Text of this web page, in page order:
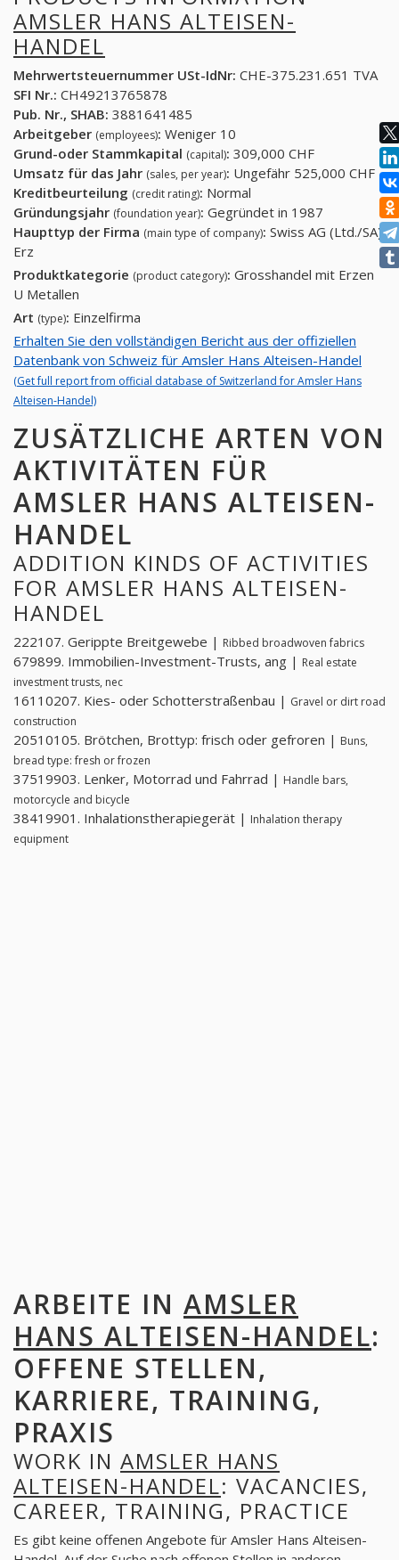
AMSLER HANS ALTEISEN-
HANDEL
Mehrwertsteuernummer USt-IdNr: CHE-375.231.651 TVA
SFI Nr.: CH49213765878
Pub. Nr., SHAB: 3881641485
Arbeitgeber (employees): Weniger 10
Grund-oder Stammkapital (capital): 309,000 CHF
Umsatz für das Jahr (sales, per year): Ungefähr 525,000 CHF
Kreditbeurteilung (credit rating): Normal
Gründungsjahr (foundation year): Gegründet in 1987
Haupttyp der Firma (main type of company): Swiss AG (Ltd./SA)
Erz
Produktkategorie (product category): Grosshandel mit Erzen
U Metallen
Art (type): Einzelfirma
Erhalten Sie den vollständigen Bericht aus der offiziellen
Datenbank von Schweiz für Amsler Hans Alteisen-Handel
(Get full report from official database of Switzerland for Amsler Hans
Alteisen-Handel)
ZUSÄTZLICHE ARTEN VON
AKTIVITÄTEN FÜR
AMSLER HANS ALTEISEN-
HANDEL
ADDITION KINDS OF ACTIVITIES
FOR AMSLER HANS ALTEISEN-
HANDEL
222107. Gerippte Breitgewebe | Ribbed broadwoven fabrics
679899. Immobilien-Investment-Trusts, ang | Real estate
investment trusts, nec
16110207. Kies- oder Schotterstraßenbau | Gravel or dirt road
construction
20510105. Brötchen, Brottyp: frisch oder gefroren | Buns,
bread type: fresh or frozen
37519903. Lenker, Motorrad und Fahrrad | Handle bars,
motorcycle and bicycle
38419901. Inhalationstherapiegerät | Inhalation therapy
equipment
ARBEITE IN AMSLER
HANS ALTEISEN-HANDEL:
OFFENE STELLEN,
KARRIERE, TRAINING,
PRAXIS
WORK IN AMSLER HANS
ALTEISEN-HANDEL: VACANCIES,
CAREER, TRAINING, PRACTICE
Es gibt keine offenen Angebote für Amsler Hans Alteisen-